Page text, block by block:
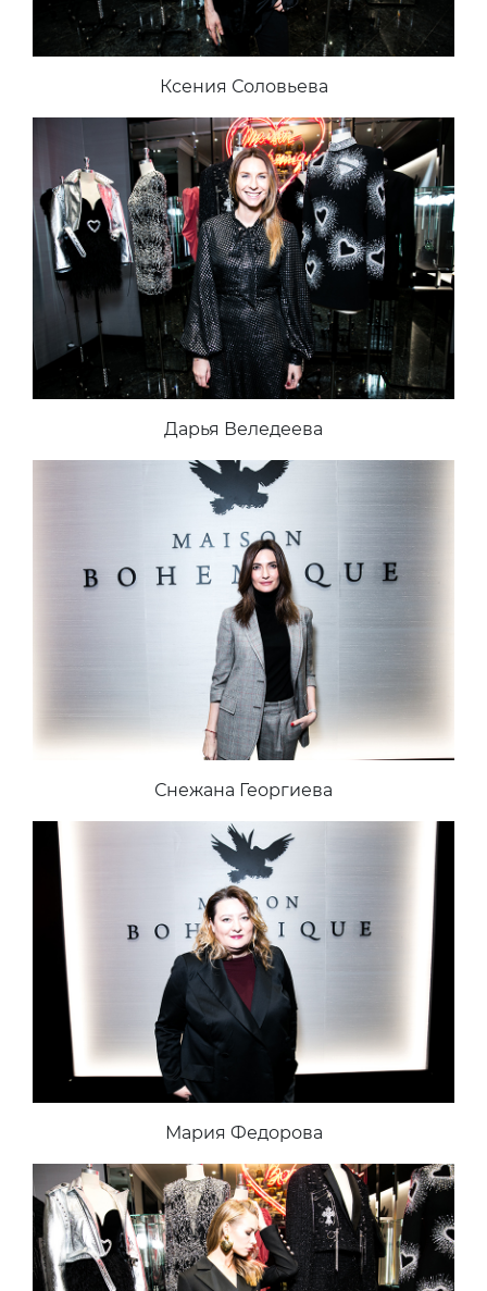
Ксения Соловьева
Дарья Веледеева
Снежана Георгиева
Мария Федорова